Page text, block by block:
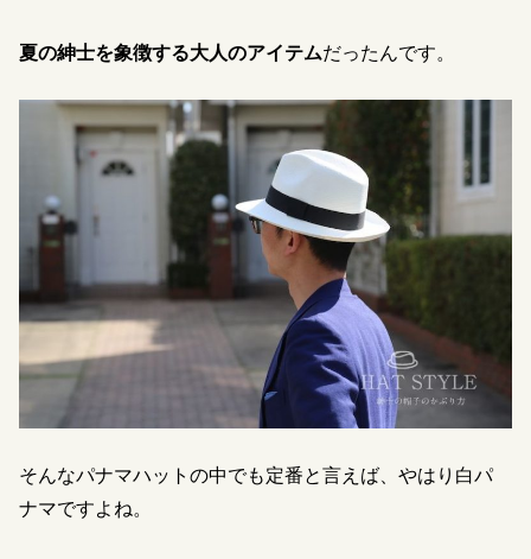
夏の紳士を象徴する大人のアイテムだったんです。
そんなパナマハットの中でも定番と言えば、やはり白パ
ナマですよね。